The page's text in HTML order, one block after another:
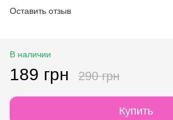
Оставить отзыв
В наличии
189 грн 290 грн
Купить